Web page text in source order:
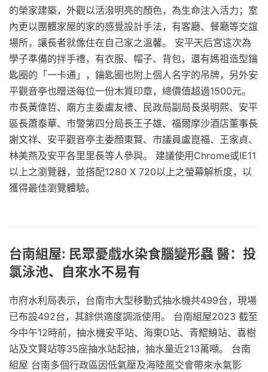
的榮家建築，外觀以活潑明亮的顏色，為生命注入活力；室
內更以團體家屋的家的感覺設計手法，有客廳、餐廳等交誼
場所，讓長者就像住在自己家之溫馨。 安平天后宮這次為
學子準備的拌手禮，有衣服、帽子、背包，還有媽祖造型鑰
匙圈的「一卡通」，鑰匙圈也附上個人名字的吊牌，另外安
平觀音亭也贈送每位一份木質印章，總價值超過1500元。
市長黃偉哲、廟方主委盧友禮、民政局副局長吳明熙、安平
區長蕭泰華、市警第四分局長王子雄、福爾摩沙酒店董事長
謝文祥、安平觀音亭主委顏東賢、市議員盧崑福、王家貞、
林美燕及安平各里里長等人參與。 建議使用Chrome或IE11
以上之瀏覽器，並搭配1280 X 720以上之螢幕解析度，以
獲得最佳瀏覽體驗。
台南組屋: 民眾憂戲水染食腦變形蟲 醫：投
氯泳池、自來水不易有
市府水利局表示，台南市大型移動式抽水機共499台，現場
已布設492台，其餘供適度調派使用。 台南組屋2023 截至
今中午12時前，抽水機安平站、海東D站、青鯤鯓站、喜樹
站及文賢站等35座抽水站起抽，抽水量近213萬噸。 台南
組屋 台南多個行政區因低氣壓及海陸風交會帶來水氣影